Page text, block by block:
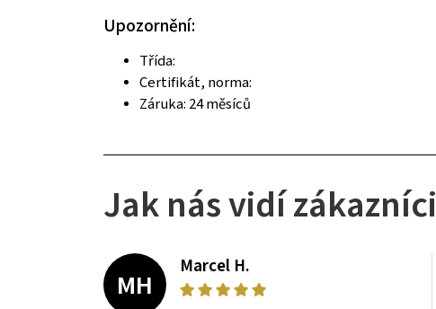
Upozornění:
Třída:
Certifikát, norma:
Záruka: 24 měsíců
Jak nás vidí zákazníci
MH
Marcel H.